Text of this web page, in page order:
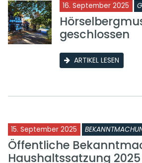
16. September 2025
geschlossen
ARTIKEL LESEN
15. September 2025
Öffentliche
Haushaltssatzung 2025